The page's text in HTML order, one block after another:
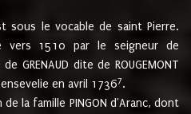
sous le vocable de saint Pierre.
vers 1510 par le seigneur de
GRENAUD dite de ROUGEMONT
en avril 17367.
la famille PINGON d'Aranc, dont